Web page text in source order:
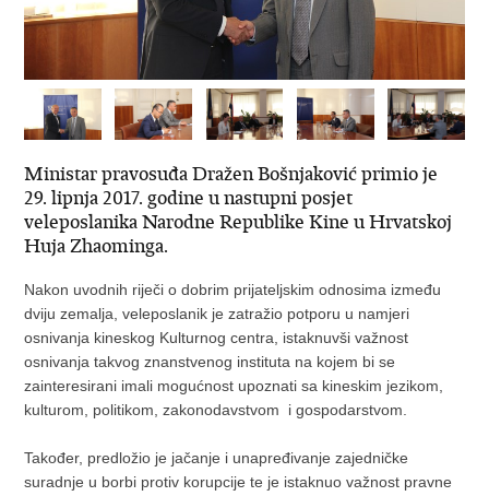
Ministar pravosuđa Dražen Bošnjaković primio je
29. lipnja 2017. godine u nastupni posjet
veleposlanika Narodne Republike Kine u Hrvatskoj
Huja Zhaominga.
Nakon uvodnih riječi o dobrim prijateljskim odnosima između
dviju zemalja, veleposlanik je zatražio potporu u namjeri
osnivanja kineskog Kulturnog centra, istaknuvši važnost
osnivanja takvog znanstvenog instituta na kojem bi se
zainteresirani imali mogućnost upoznati sa kineskim jezikom,
kulturom, politikom, zakonodavstvom i gospodarstvom.
Također, predložio je jačanje i unapređivanje zajedničke
suradnje u borbi protiv korupcije te je istaknuo važnost pravne